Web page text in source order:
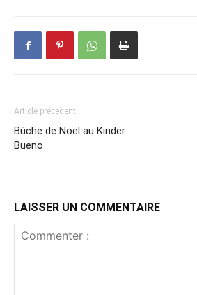
Article précédent
Bûche de Noël au Kinder
Bueno
LAISSER UN COMMENTAIRE